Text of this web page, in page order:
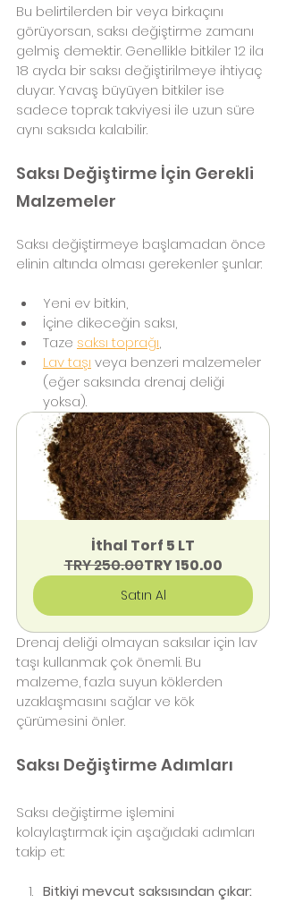
Bu belirtilerden bir veya birkaçını
görüyorsan, saksı değiştirme zamanı
gelmiş demektir. Genellikle bitkiler 12 ila
18 ayda bir saksı değiştirilmeye ihtiyaç
duyar. Yavaş büyüyen bitkiler ise
sadece toprak takviyesi ile uzun süre
aynı saksıda kalabilir.
Saksı Değiştirme İçin Gerekli
Malzemeler
Saksı değiştirmeye başlamadan önce
elinin altında olması gerekenler şunlar:
Yeni ev bitkin,
İçine dikeceğin saksı,
Taze saksı toprağı,
Lav taşı veya benzeri malzemeler
(eğer saksında drenaj deliği
yoksa).
İthal Torf 5 LT
TRY 250.00TRY 150.00
Satın Al
Drenaj deliği olmayan saksılar için lav
taşı kullanmak çok önemli. Bu
malzeme, fazla suyun köklerden
uzaklaşmasını sağlar ve kök
çürümesini önler.
Saksı Değiştirme Adımları
Saksı değiştirme işlemini
kolaylaştırmak için aşağıdaki adımları
takip et:
Bitkiyi mevcut saksısından çıkar: